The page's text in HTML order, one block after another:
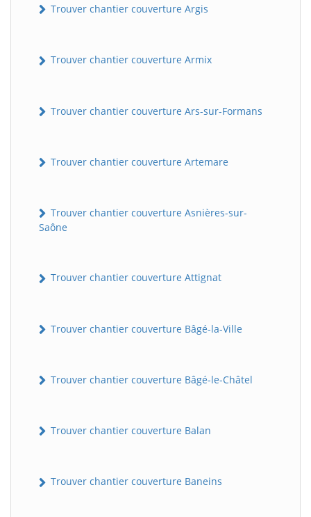
Trouver chantier couverture Argis
Trouver chantier couverture Armix
Trouver chantier couverture Ars-sur-Formans
Trouver chantier couverture Artemare
Trouver chantier couverture Asnières-sur-
Saône
Trouver chantier couverture Attignat
Trouver chantier couverture Bâgé-la-Ville
Trouver chantier couverture Bâgé-le-Châtel
Trouver chantier couverture Balan
Trouver chantier couverture Baneins